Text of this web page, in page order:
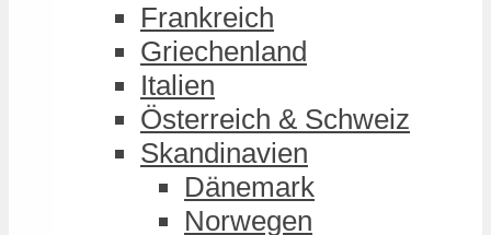
Frankreich
Griechenland
Italien
Österreich & Schweiz
Skandinavien
Dänemark
Norwegen